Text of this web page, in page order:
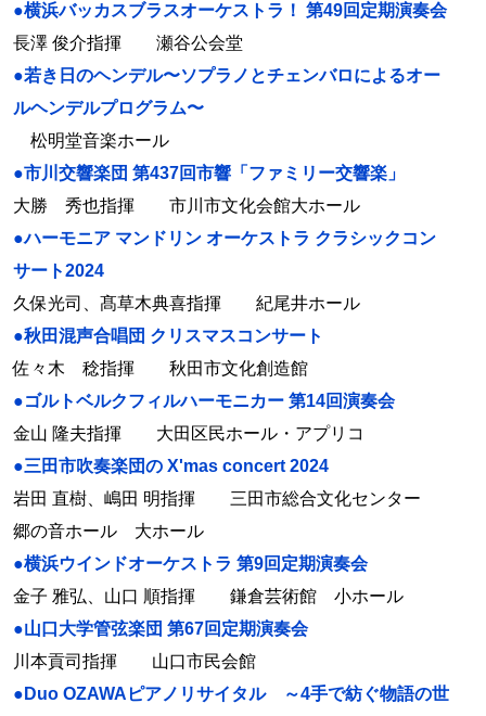
●横浜バッカスブラスオーケストラ！ 第49回定期演奏会
長澤 俊介指揮 瀬谷公会堂
●若き日のヘンデル〜ソプラノとチェンバロによるオー
ルヘンデルプログラム〜
松明堂音楽ホール
●市川交響楽団 第437回市響「ファミリー交響楽」
大勝 秀也指揮 市川市文化会館大ホール
●ハーモニア マンドリン オーケストラ クラシックコン
サート2024
久保光司、髙草木典喜指揮 紀尾井ホール
●秋田混声合唱団 クリスマスコンサート
佐々木 稔指揮 秋田市文化創造館
●ゴルトベルクフィルハーモニカー 第14回演奏会
金山 隆夫指揮 大田区民ホール・アプリコ
●三田市吹奏楽団の X'mas concert 2024
岩田 直樹、嶋田 明指揮 三田市総合文化センター
郷の音ホール 大ホール
●横浜ウインドオーケストラ 第9回定期演奏会
金子 雅弘、山口 順指揮 鎌倉芸術館 小ホール
●山口大学管弦楽団 第67回定期演奏会
川本貢司指揮 山口市民会館
●Duo OZAWAピアノリサイタル ～4手で紡ぐ物語の世